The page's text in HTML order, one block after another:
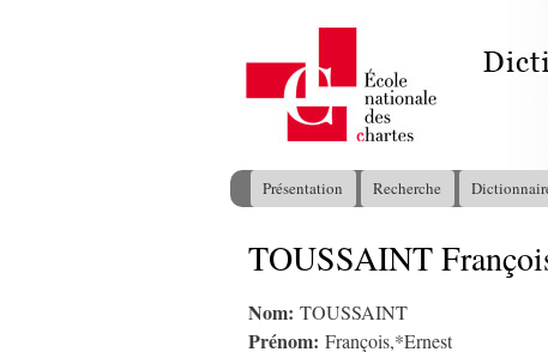
Menu principal
Présentation Recherche
Vous êtes ici
TOUSSAINT
Nom: TOUSSAINT
Prénom: François,*Ernest